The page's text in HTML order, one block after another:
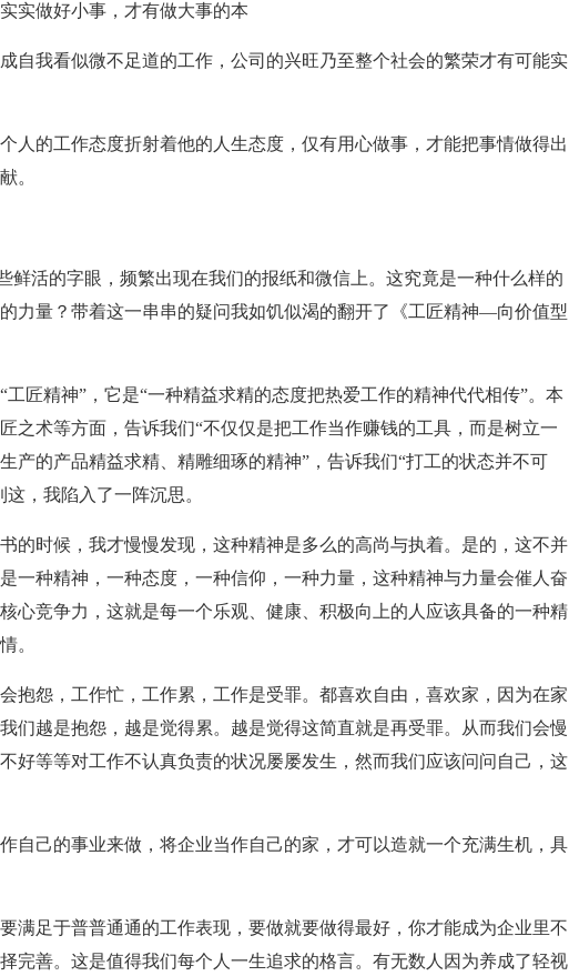
实做好小事，才有做大事的本
自我看似微不足道的工作，公司的兴旺乃至整个社会的繁荣才有可能实
人的工作态度折射着他的人生态度，仅有用心做事，才能把事情做得出
。
鲜活的字眼，频繁出现在我们的报纸和微信上。这究竟是一种什么样的
力量？带着这一串串的疑问我如饥似渴的翻开了《工匠精神―向价值型
匠精神”，它是“一种精益求精的态度把热爱工作的精神代代相传”。本
之术等方面，告诉我们“不仅仅是把工作当作赚钱的工具，而是树立一
产的产品精益求精、精雕细琢的精神”，告诉我们“打工的状态并不可
，我陷入了一阵沉思。
的时候，我才慢慢发现，这种精神是多么的高尚与执着。是的，这不并
一种精神，一种态度，一种信仰，一种力量，这种精神与力量会催人奋
心竞争力，这就是每一个乐观、健康、积极向上的人应该具备的一种精
。
抱怨，工作忙，工作累，工作是受罪。都喜欢自由，喜欢家，因为在家
们越是抱怨，越是觉得累。越是觉得这简直就是再受罪。从而我们会慢
好等等对工作不认真负责的状况屡屡发生，然而我们应该问问自己，这
自己的事业来做，将企业当作自己的家，才可以造就一个充满生机，具
满足于普普通通的工作表现，要做就要做得最好，你才能成为企业里不
完善。这是值得我们每个人一生追求的格言。有无数人因为养成了轻视